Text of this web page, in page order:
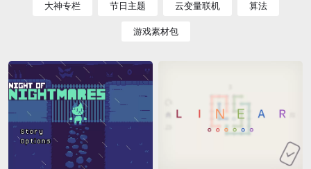
大神专栏 节日主题 云变量联机 算法
游戏素材包